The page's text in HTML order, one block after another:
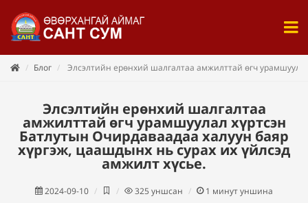
Блог Элсэлтийн ерөнхий шалгалтаа амжилттай өгч
Элсэлтийн ерөнхий шалгалтаа
амжилттай өгч урамшуулал хүртсэн
Батлутын Очирдаваадаа халуун баяр
хүргэж, цаашдынх нь сурах их үйлсэд
амжилт хүсье.
2024-09-10 325 уншсан 1 минут уншина